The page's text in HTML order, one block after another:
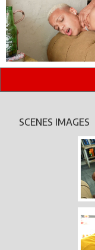
SCENES IMAGES